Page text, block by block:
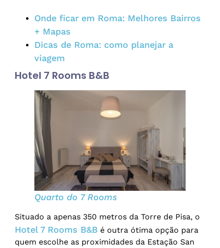
Onde ficar em Roma: Melhores Bairros
+ Mapas
Dicas de Roma: como planejar a
viagem
Hotel 7 Rooms B&B
Quarto do 7 Rooms
Situado a apenas 350 metros da Torre de Pisa, o
Hotel 7 Rooms B&B é outra ótima opção para
quem escolhe as proximidades da Estação San